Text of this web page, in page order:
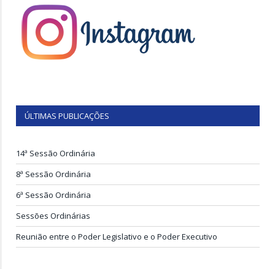
ÚLTIMAS PUBLICAÇÕES
14ª Sessão Ordinária
8ª Sessão Ordinária
6ª Sessão Ordinária
Sessões Ordinárias
Reunião entre o Poder Legislativo e o Poder Executivo